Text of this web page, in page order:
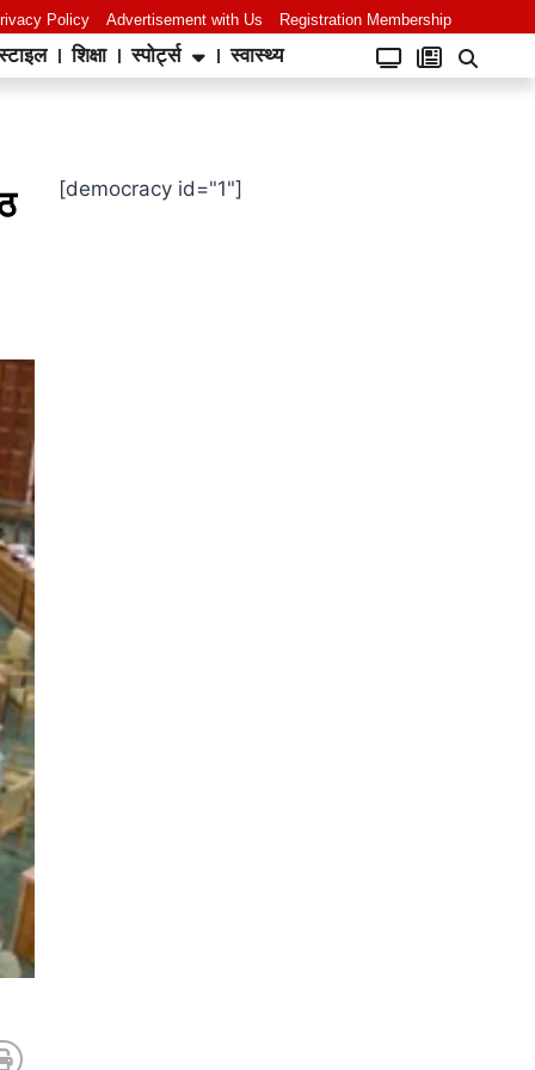
Policy Advertisement with Us Registration Membership
शिक्षा स्पोर्ट्स स्वास्थ्य
[democracy id="1"]